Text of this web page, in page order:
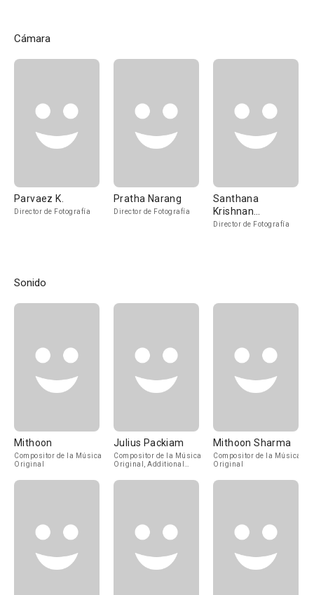
Cámara
Parvaez K.
Director de Fotografía
Pratha Narang
Director de Fotografía
Santhana
Krishnan
Ravichandran
Director de Fotografía
Sonido
Mithoon
Compositor de la Música
Original
Julius Packiam
Compositor de la Música
Original, Additional
Mithoon Sharma
Compositor de la Música
Original